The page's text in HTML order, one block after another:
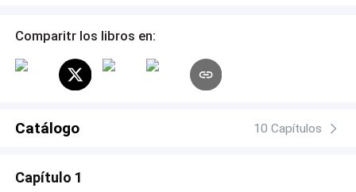
negocios. No contestaba mis llamadas ni mensajes.
acompañaba a otra mujer a sus revisiones prenatales.
Media hora después, Lucía publicó una foto de una mesa
Diego cocinó todos mis platos favoritos.” Miré la prueba
profundo, seis de matrimonio sometiéndome a sus
Comparitr los libros en:
Catálogo 10 Capítulos
Capítulo 1